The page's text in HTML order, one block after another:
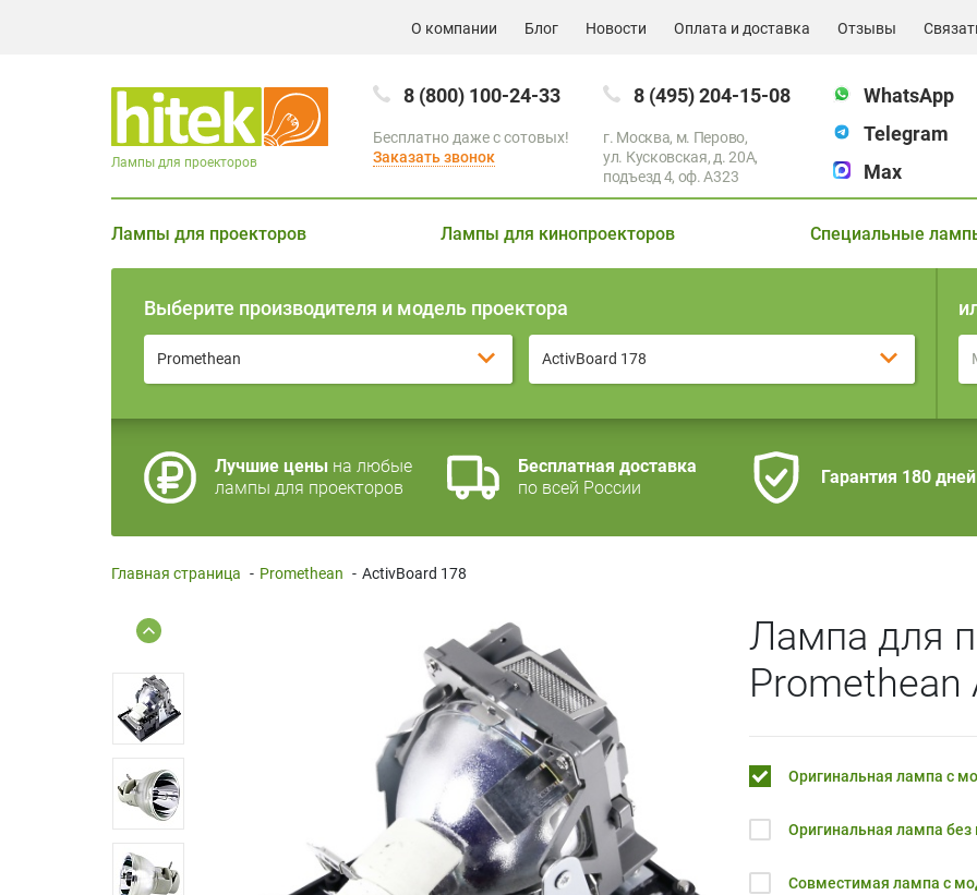
О компании Блог Новости Оплата и доставка Отзывы
8 (800) 100-24-33
Бесплатно даже с сотовых!
Заказать звонок
8 (495) 204-15-08
г. Москва, м. Перово,
ул. Кусковская, д. 20А,
подъезд 4, оф. A323
WhatsApp
Telegram
Max
Лампы для проекторов
Лампы для проекторов Лампы для кинопроекторов Специальные
Выберите производителя и модель проектора
Promethean ActivBoard 178
Лучшие цены на любые
лампы для проекторов
Бесплатная доставка
по всей России
Гарантия 180 дней
Главная страница - Promethean - ActivBoard 178
Лампа для
Promethean
Оригинальная лампа с
Оригинальная лампа без
Совместимая лампа с